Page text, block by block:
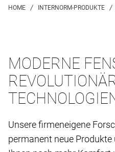
MODERNE
Unsere firmeneigene
permanent neue